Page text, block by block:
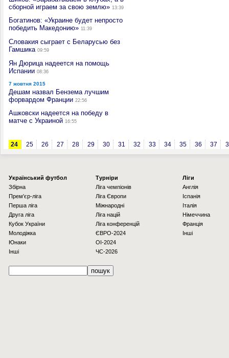
сборной играем за свою землю» 13:39
Богатинов: «Украине будет непросто
победить Македонию» 11:39
Словакия сыграет с Беларусью без
Гамшика 09:59
Ян Дюрица надеется на помощь
Испании 08:36
7 жовтня 2015
Дешам назвал Бензема лучшим
форвардом Франции 22:56
Ашковски надеется на победу в
матче с Украиной 16:55
24 25 26 27 28 29 30 31 32 33 34 35 36 37
Українcький футбол
Збірна
Прем'єр-ліга
Перша ліга
Друга ліга
Кубок України
Молодіжка
Юнаки
Інші
Турніри
Ліга чемпіонів
Ліга Європи
Міжнародні
Ліга націй
Ліга конференцій
ЄВРО-2024
OI-2024
ЧС-2026
Ліги
Англія
Іспанія
Італія
Німеччина
Франція
Інші